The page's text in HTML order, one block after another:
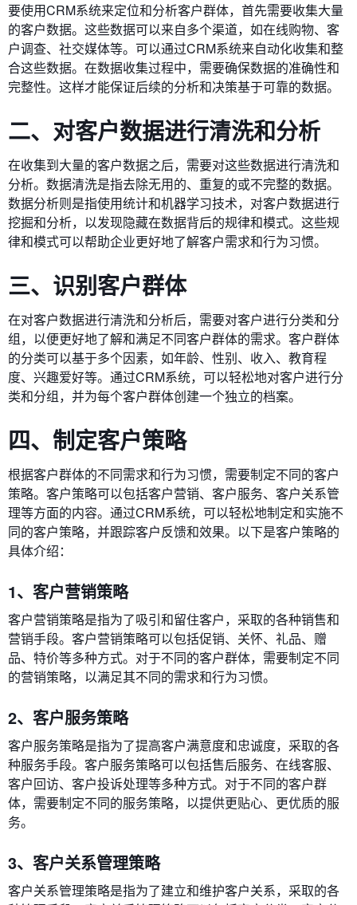
要使用CRM系统来定位和分析客户群体，首先需要收集大量
的客户数据。这些数据可以来自多个渠道，如在线购物、客
户调查、社交媒体等。可以通过CRM系统来自动化收集和整
合这些数据。在数据收集过程中，需要确保数据的准确性和
完整性。这样才能保证后续的分析和决策基于可靠的数据。
二、对客户数据进行清洗和分析
在收集到大量的客户数据之后，需要对这些数据进行清洗和
分析。数据清洗是指去除无用的、重复的或不完整的数据。
数据分析则是指使用统计和机器学习技术，对客户数据进行
挖掘和分析，以发现隐藏在数据背后的规律和模式。这些规
律和模式可以帮助企业更好地了解客户需求和行为习惯。
三、识别客户群体
在对客户数据进行清洗和分析后，需要对客户进行分类和分
组，以便更好地了解和满足不同客户群体的需求。客户群体
的分类可以基于多个因素，如年龄、性别、收入、教育程
度、兴趣爱好等。通过CRM系统，可以轻松地对客户进行分
类和分组，并为每个客户群体创建一个独立的档案。
四、制定客户策略
根据客户群体的不同需求和行为习惯，需要制定不同的客户
策略。客户策略可以包括客户营销、客户服务、客户关系管
理等方面的内容。通过CRM系统，可以轻松地制定和实施不
同的客户策略，并跟踪客户反馈和效果。以下是客户策略的
具体介绍：
1、客户营销策略
客户营销策略是指为了吸引和留住客户，采取的各种销售和
营销手段。客户营销策略可以包括促销、关怀、礼品、赠
品、特价等多种方式。对于不同的客户群体，需要制定不同
的营销策略，以满足其不同的需求和行为习惯。
2、客户服务策略
客户服务策略是指为了提高客户满意度和忠诚度，采取的各
种服务手段。客户服务策略可以包括售后服务、在线客服、
客户回访、客户投诉处理等多种方式。对于不同的客户群
体，需要制定不同的服务策略，以提供更贴心、更优质的服
务。
3、客户关系管理策略
客户关系管理策略是指为了建立和维护客户关系，采取的各